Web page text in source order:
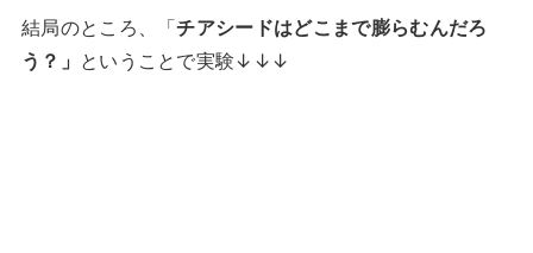
結局のところ、「チアシードはどこまで膨らむんだろ
う？」 ということで実験↓↓↓